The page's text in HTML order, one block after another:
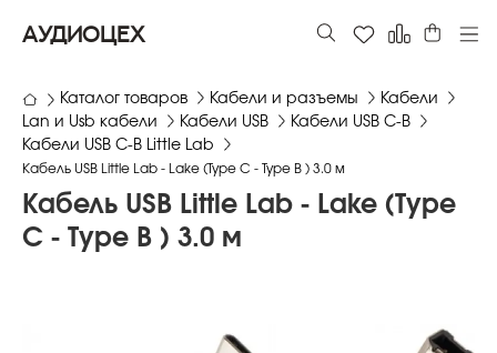
АУДИОЦЕХ
Каталог товаров Кабели и разъемы
Кабели
Lan и Usb кабели
Кабели USB
Кабели USB C-B
Кабели USB C-B Little Lab
Кабель USB Little Lab - Lake (Type C - Type B ) 3.0 м
Кабель USB Little Lab - Lake (Type
C - Type B ) 3.0 м